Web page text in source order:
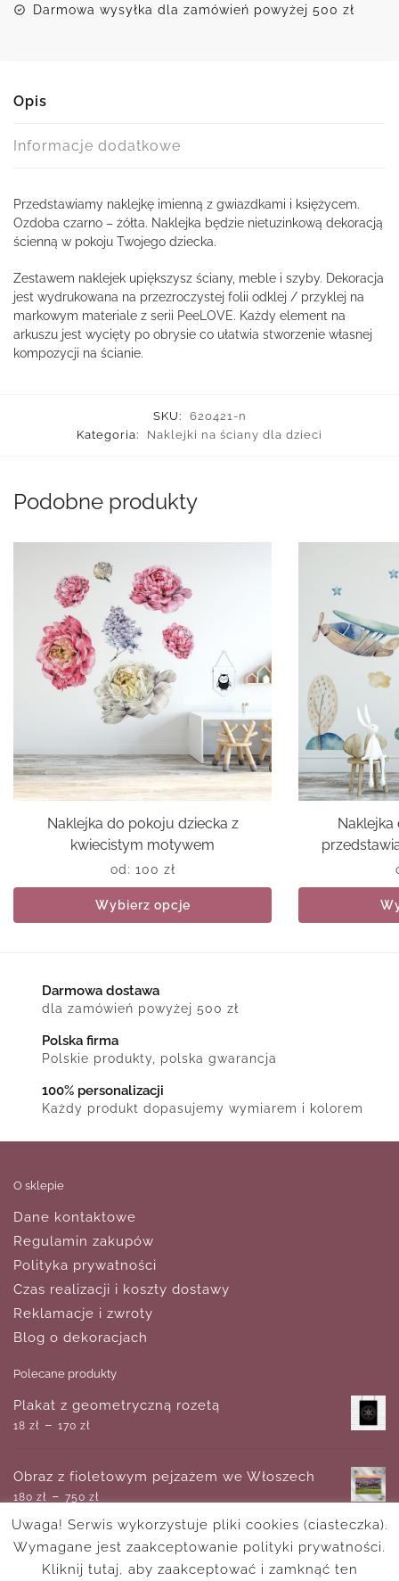
Darmowa wysyłka dla zamówień powyżej 500 zł
Opis
Informacje dodatkowe
Przedstawiamy naklejkę imienną z gwiazdkami i księżycem.
Ozdoba czarno – żółta. Naklejka będzie nietuzinkową dekoracją
ścienną w pokoju Twojego dziecka.
Zestawem naklejek upiększysz ściany, meble i szyby. Dekoracja
jest wydrukowana na przezroczystej folii odklej / przyklej na
markowym materiale z serii PeeLOVE. Każdy element na
arkuszu jest wycięty po obrysie co ułatwia stworzenie własnej
kompozycji na ścianie.
SKU:
620421-n
Kategoria:
Naklejki na ściany dla dzieci
Podobne produkty
Naklejka do pokoju dziecka z
kwiecistym motywem
od: 100 zł
Wybierz opcje
Darmowa dostawa
dla zamówień powyżej 500 zł
Polska firma
Polskie produkty, polska gwarancja
100% personalizacji
Każdy produkt dopasujemy wymiarem i kolorem
O sklepie
Dane kontaktowe
Regulamin zakupów
Polityka prywatności
Czas realizacji i koszty dostawy
Reklamacje i zwroty
Blog o dekoracjach
Polecane produkty
Plakat z geometryczną rozetą
18 zł – 170 zł
Obraz z fioletowym pejzażem we Włoszech
180 zł – 750 zł
Plakat z rysunkiem patentowym stetoskopu
– 170 zł
Uwaga! Serwis wykorzystuje pliki cookies (ciasteczka).
Wymagane jest zaakceptowanie polityki prywatności.
Kliknij tutaj, aby zaakceptować i zamknąć ten